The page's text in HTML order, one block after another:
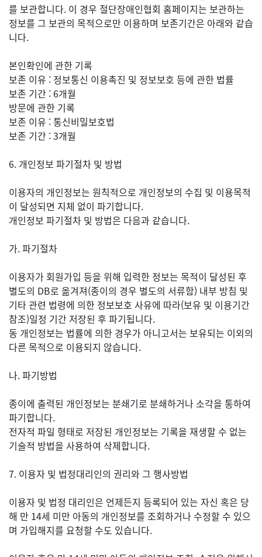
를 보관합니다. 이 경우 절단장애인협회 홈페이지는 보관하는
정보를 그 보관의 목적으로만 이용하며 보존기간은 아래와 같습
니다.
본인확인에 관한 기록
보존 이유 : 정보통신 이용촉진 및 정보보호 등에 관한 법률
보존 기간 : 6개월
방문에 관한 기록
보존 이유 : 통신비밀보호법
보존 기간 : 3개월
6. 개인정보 파기절차 및 방법
이용자의 개인정보는 원칙적으로 개인정보의 수집 및 이용목적
이 달성되면 지체 없이 파기합니다.
개인정보 파기절차 및 방법은 다음과 같습니다.
가. 파기절차
이용자가 회원가입 등을 위해 입력한 정보는 목적이 달성된 후
별도의 DB로 옮겨져(종이의 경우 별도의 서류함) 내부 방침 및
기타 관련 법령에 의한 정보보호 사유에 따라(보유 및 이용기간
참조)일정 기간 저장된 후 파기됩니다.
동 개인정보는 법률에 의한 경우가 아니고서는 보유되는 이외의
다른 목적으로 이용되지 않습니다.
나. 파기방법
종이에 출력된 개인정보는 분쇄기로 분쇄하거나 소각을 통하여
파기합니다.
전자적 파일 형태로 저장된 개인정보는 기록을 재생할 수 없는
기술적 방법을 사용하여 삭제합니다.
7. 이용자 및 법정대리인의 권리와 그 행사방법
이용자 및 법정 대리인은 언제든지 등록되어 있는 자신 혹은 당
해 만 14세 미만 아동의 개인정보를 조회하거나 수정할 수 있으
며 가입해지를 요청할 수도 있습니다.